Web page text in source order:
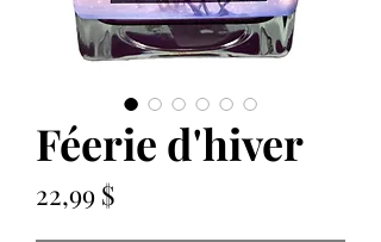
Féerie d'hiver
22,99 $